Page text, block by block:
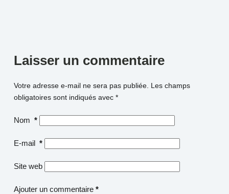
Laisser un commentaire
Votre adresse e-mail ne sera pas publiée. Les champs
obligatoires sont indiqués avec *
Nom *
E-mail *
Site web
Ajouter un commentaire*